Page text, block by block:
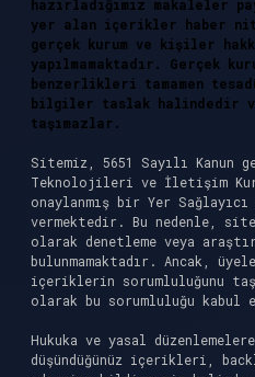
hazırladığımız makaleler
yer alan içerikler haber
gerçek kurum ve kişiler
yapılmamaktadır. Gerçek
benzerlikleri tamamen
bilgiler taslak halindedir
taşımazlar.
Sitemiz, 5651 Sayılı Kanun
Teknolojileri ve İletişim
onaylanmış bir Yer
vermektedir. Bu nedenle,
olarak denetleme veya
bulunmamaktadır. Ancak,
içeriklerin sorumluluğunu
olarak bu sorumluluğu kabul
Hukuka ve yasal
düşündüğünüz içerikleri,